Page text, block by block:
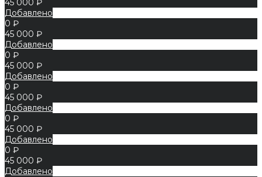
Добавлено
0 ₽
45 000 ₽
Добавлено
0 ₽
45 000 ₽
Добавлено
0 ₽
45 000 ₽
Добавлено
0 ₽
45 000 ₽
Добавлено
0 ₽
45 000 ₽
Добавлено